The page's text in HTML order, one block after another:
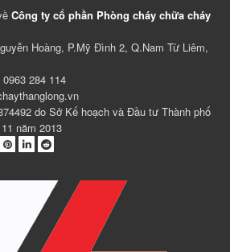
Công ty cổ phần Phòng cháy chữa cháy
Hoàng, P.Mỹ Đình 2, Q.Nam Từ Liêm,
284 114
do Sở Kế hoạch và Đầu tư Thành phố
năm 2013